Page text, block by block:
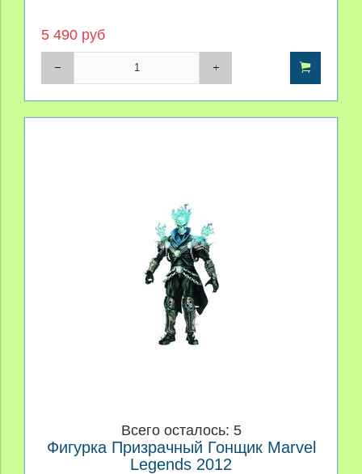
5 490 руб
Всего осталось: 5
Фигурка Призрачный Гонщик Marvel
Legends 2012